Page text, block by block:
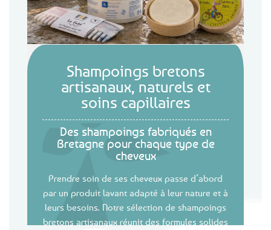
Shampoings bretons
artisanaux, naturels et
soins capillaires
Des shampoings fabriqués en
Bretagne pour chaque type de
cheveux
Prendre soin de ses cheveux passe d’abord
par un produit lavant adapté à leur nature et à
leurs besoins. Notre sélection de shampoings
bretons artisanaux réunit des formules solides